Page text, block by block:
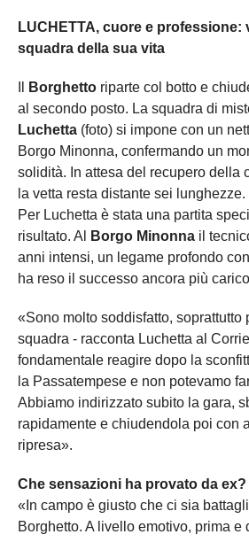
LUCHETTA, cuore e professione:
squadra della sua vita
Borghetto riparte col botto e
al secondo posto. La squadra di
Luchetta (foto) si impone con un
Borgo Minonna, confermando un
solidità. In attesa del recupero della
la vetta resta distante sei lunghezze.
Per Luchetta è stata una partita
risultato. Al
Borgo Minonna il
anni intensi, un legame profondo
ha reso il successo ancora più
«Sono molto soddisfatto, soprattutto
squadra - racconta Luchetta al
fondamentale reagire dopo la
la Passatempese e non potevamo
Abbiamo indirizzato subito la gara,
rapidamente e chiudendola poi con
ripresa».
Che sensazioni ha provato da ex?
«In campo è giusto che ci sia
Borghetto. A livello emotivo, prima e